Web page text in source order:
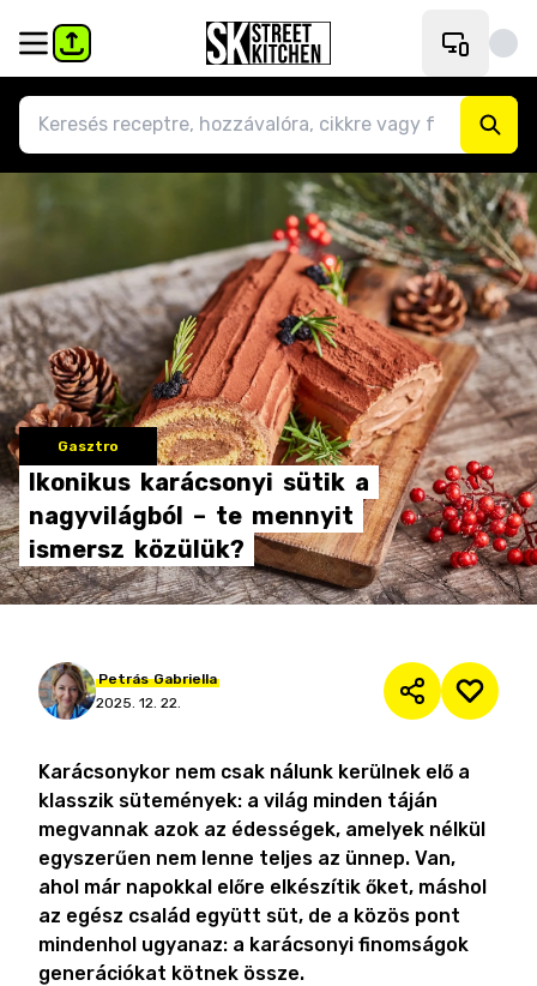
Gasztro
Ikonikus karácsonyi sütik a
nagyvilágból – te mennyit
ismersz közülük?
Petrás Gabriella
2025. 12. 22.
Karácsonykor nem csak nálunk kerülnek elő a
klasszik sütemények: a világ minden táján
megvannak azok az édességek, amelyek nélkül
egyszerűen nem lenne teljes az ünnep. Van,
ahol már napokkal előre elkészítik őket, máshol
az egész család együtt süt, de a közös pont
mindenhol ugyanaz: a karácsonyi finomságok
generációkat kötnek össze.